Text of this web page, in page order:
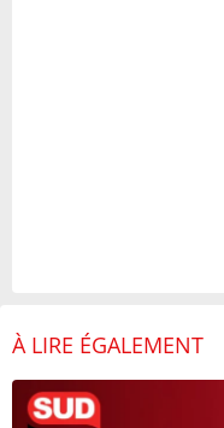
À LIRE ÉGALEMENT